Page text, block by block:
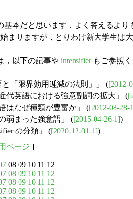
本だと思います．よく答えるより
まりますが，とりわけ新大学生は
，以下の記事や intensifierもご参照
「限界効用逓減の法則」」 ([2012-
代英語における強意副詞の拡大」 (
はなぜ種類が豊富か」 ([2012-08-28-
弱まった強意語」 ([2015-04-26-1])
の分類」 ([2020-12-01-1])
ページ ]
08 09 10 11 12
08 09 10 11 12
08 09 10 11 12
08 09 10 11 12